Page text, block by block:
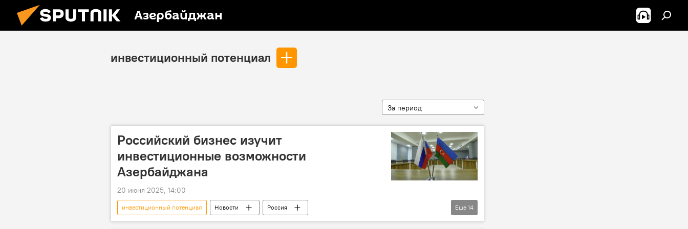
Азербайджан
инвестиционный потенциал
За период
Российский бизнес изучит
инвестиционные возможности
Азербайджана
20 июня 2025, 14:00
инвестиционный потенциал Новости
Россия
специальный представитель Президента РФ по связям с международными организациями для достижения целей устойчивого развития Борис Титов
Еще 14